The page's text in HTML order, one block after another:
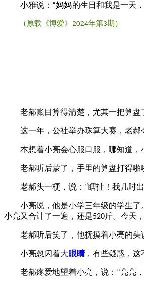
小雅说： “妈妈的生日和我是一天
（原载《博爱》 2024年第3期）
老郝账目算得清楚，尤其一把算盘
这一年，公社举办珠算大赛，老郝
本想着小亮会心服口服，哪知道，
老郝听后蒙了，手里的算盘打得啪
老郝头一梗，说： “瞎扯！我几时
小亮说，他是小学三年级的学生了
小亮又合计了一遍，还是520斤。今天
老郝听后笑了，他抚摸着小亮的头
小亮忽闪着大眼睛，有些疑惑，这
老郝疼爱地望着小亮，说： “亮亮